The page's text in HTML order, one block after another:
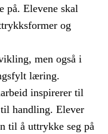
på. Elevene skal
og
men også i
læring.
inspirerer til
handling. Elever
til å uttrykke seg på